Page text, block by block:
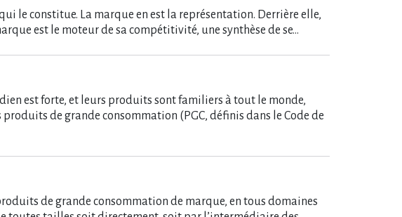
le constitue. La marque en est la représentation. Derrière elle,
est le moteur de sa compétitivité, une synthèse de se…
est forte, et leurs produits sont familiers à tout le monde,
produits de grande consommation (PGC, définis dans le Code de
de grande consommation de marque, en tous domaines